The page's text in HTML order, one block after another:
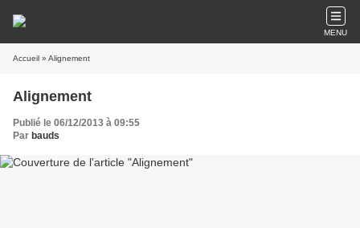
MENU
Accueil » Alignement
Alignement
Publié le 06/12/2013 à 09:55
Par bauds